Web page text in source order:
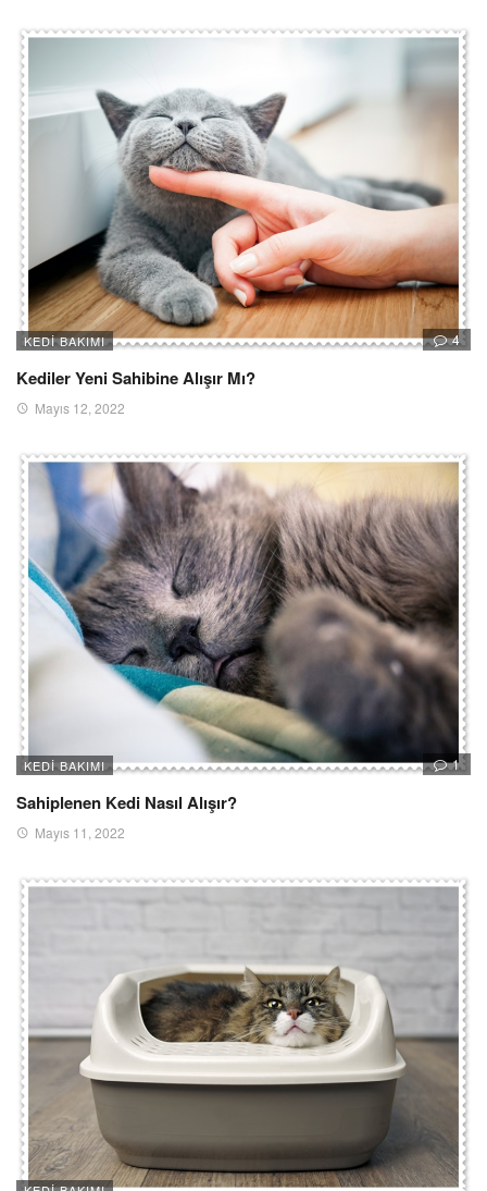
KEDI BAKIMI 4
Kediler Yeni Sahibine Alışır Mı?
Mayıs 12, 2022
KEDI BAKIMI 1
Sahiplenen Kedi Nasıl Alışır?
Mayıs 11, 2022